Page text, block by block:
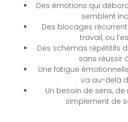
Des émotions qui
semblent
Des blocages
travail, ou
Des schémas répétitifs
sans réussir
Une fatigue
va au-delà
Un besoin de sens,
simplement de